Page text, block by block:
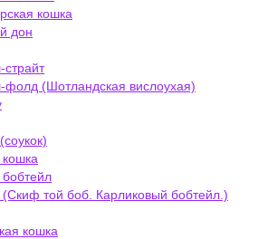
кошка
дон
страйт
фолд (Шотландская вислоухая)
той боб. Карликовый бобтейл.)
кошка